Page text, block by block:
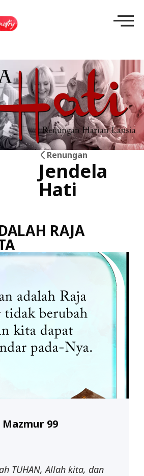
Renungan
Jendela
Hati
RAJA
Mazmur 99
TUHAN, Allah kita, dan